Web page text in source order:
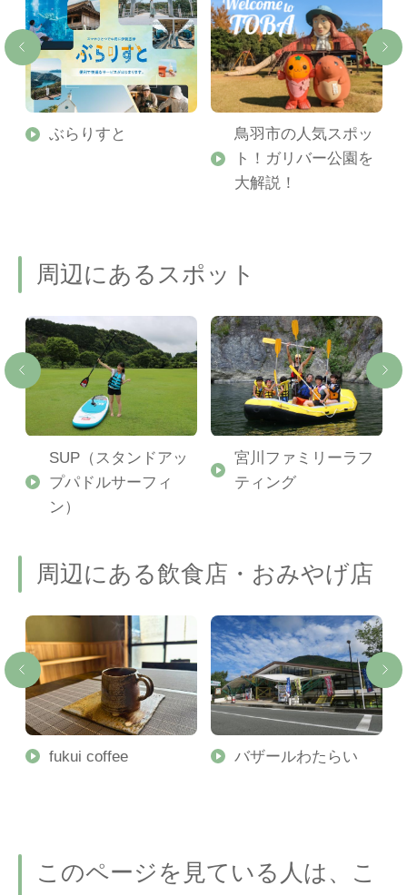
ぶらりすと
鳥羽市の人気スポッ
ト！ガリバー公園を
大解説！
周辺にあるスポット
SUP（スタンドアッ
プパドルサーフィ
ン）
宮川ファミリーラフ
ティング
周辺にある飲食店・おみやげ店
fukui coffee バザールわたらい
このページを見ている人は、こ